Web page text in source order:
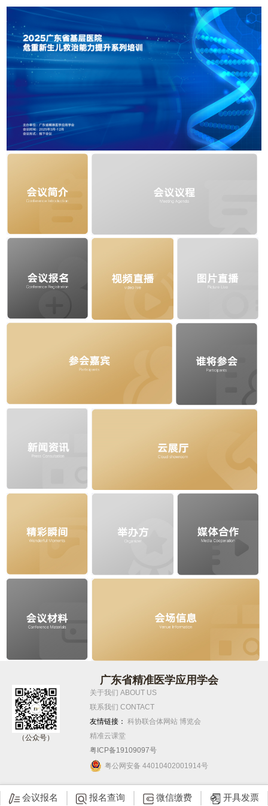
广东省精准医学应用学会
关于我们 ABOUT US
联系我们 CONTACT
友情链接：科协联合体网站 博览会
精准云课堂
粤ICP备19109097号
粤公网安备 44010402001914号
（公众号）
会议报名 报名查询 微信缴费 开具发票